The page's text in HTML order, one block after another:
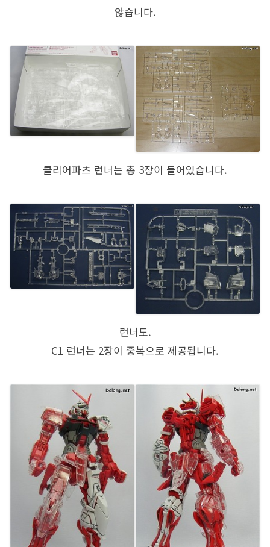
않습니다.
클리어파츠 런너는 총 3장이 들어있습니다.
런너도.
C1 런너는 2장이 중복으로 제공됩니다.